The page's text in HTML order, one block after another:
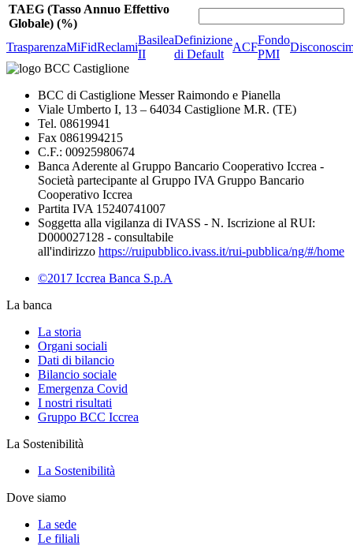
TAEG (Tasso Annuo Effettivo
Globale) (%)
TrasparenzaMiFidReclami
Basilea
II
Definizione
di Default
ACF
Fondo
PMI
BCC di Castiglione Messer Raimondo e Pianella
Viale Umberto I, 13 – 64034 Castiglione M.R. (TE)
Tel. 08619941
Fax 0861994215
C.F.: 00925980674
Banca Aderente al Gruppo Bancario Cooperativo Iccrea -
Società partecipante al Gruppo IVA Gruppo Bancario
Cooperativo Iccrea
Partita IVA 15240741007
Soggetta alla vigilanza di IVASS - N. Iscrizione al RUI:
D000027128 - consultabile
all'indirizzo https://ruipubblico.ivass.it/rui-pubblica/ng/#/home
©2017 Iccrea Banca S.p.A
La banca
La storia
Organi sociali
Dati di bilancio
Bilancio sociale
Emergenza Covid
I nostri risultati
Gruppo BCC Iccrea
La Sostenibilità
La Sostenibilità
Dove siamo
La sede
Le filiali